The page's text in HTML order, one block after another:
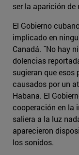
ser la aparición
El Gobierno
implicado en
Canadá. ˝No hay
dolencias
sugieran que esos
causados por un
Habana. El
cooperación en la
saliera a la luz
aparecieron
los sonidos.